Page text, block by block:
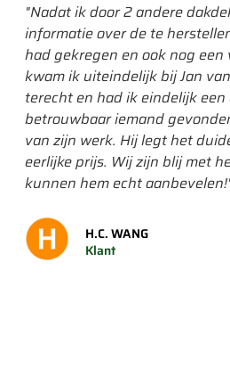
"Nadat ik door 2 andere
informatie over de te
had gekregen en ook nog
kwam ik uiteindelijk bij Jan
terecht en had ik eindelijk een
betrouwbaar iemand
van zijn werk. Hij legt het
eerlijke prijs. Wij zijn blij met
kunnen hem echt
H.C. WANG
Klant